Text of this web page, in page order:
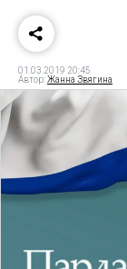
01.03.2019 20:45
Автор:Жанна Звягина